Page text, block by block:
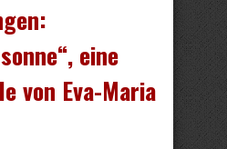
eine
von Eva-Maria